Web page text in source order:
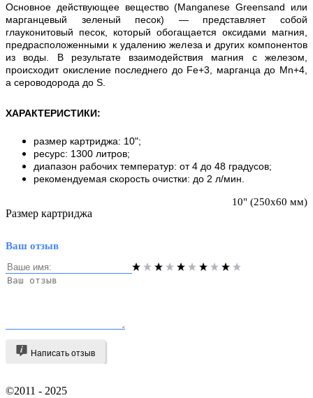
Основное действующее вещество (Manganese Greensand или
марганцевый зеленый песок) — представляет собой
глауконитовый песок, который обогащается оксидами магния,
предрасположенными к удалению железа и других компонентов
из воды. В результате взаимодействия магния с железом,
происходит окисление последнего до Fe+3, марганца до Mn+4,
а сероводорода до S.
ХАРАКТЕРИСТИКИ:
размер картриджа: 10";
ресурс: 1300 литров;
диапазон рабочих температур: от 4 до 48 градусов;
рекомендуемая скорость очистки: до 2 л/мин.
Размер картриджа
10" (250х60 мм)
Ваш отзыв
Написать отзыв
©2011 - 2025